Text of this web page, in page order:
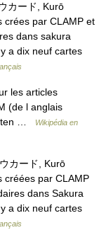
カード, Kurō
crées par CLAMP et
dans sakura
a dix neuf cartes
les articles
(de l anglais
…
Wikipédia en
カード, Kurō
créées par CLAMP
dans Sakura
a dix neuf cartes